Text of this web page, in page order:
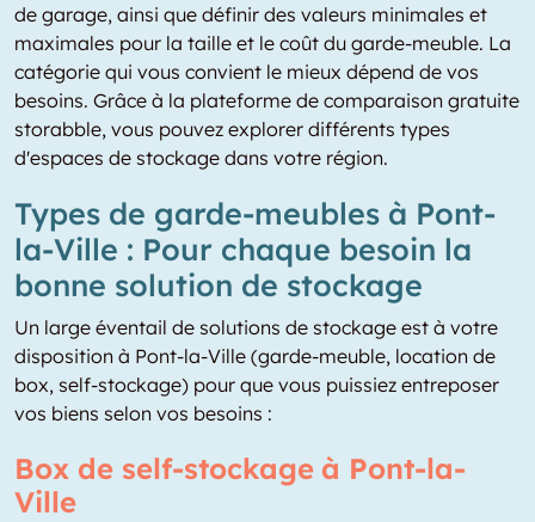
de garage, ainsi que définir des valeurs minimales et
maximales pour la taille et le coût du garde-meuble. La
catégorie qui vous convient le mieux dépend de vos
besoins. Grâce à la plateforme de comparaison gratuite
storabble, vous pouvez explorer différents types
d'espaces de stockage dans votre région.
Types de garde-meubles à Pont-
la-Ville : Pour chaque besoin la
bonne solution de stockage
Un large éventail de solutions de stockage est à votre
disposition à Pont-la-Ville (garde-meuble, location de
box, self-stockage) pour que vous puissiez entreposer
vos biens selon vos besoins :
Box de self-stockage à Pont-la-
Ville